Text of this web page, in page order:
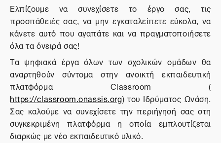
Ελπίζουμε να συνεχίσετε το έργο σας, τις
προσπάθειές σας, να μην εγκαταλείπετε εύκολα, να
κάνετε αυτό που αγαπάτε και να πραγματοποιήσετε
όλα τα όνειρά σας!
Τα ψηφιακά έργα όλων των σχολικών ομάδων θα
αναρτηθούν σύντομα στην ανοικτή εκπαιδευτική
πλατφόρμα Classroom (
https://classroom.onassis.org) του Ιδρύματος Ωνάση.
Σας καλούμε να συνεχίσετε την περιήγησή σας στη
συγκεκριμένη πλατφόρμα η οποία εμπλουτίζεται
διαρκώς με νέο εκπαιδευτικό υλικό.